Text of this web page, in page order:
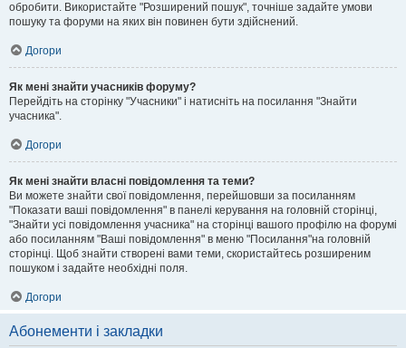
обробити. Використайте "Розширений пошук", точніше задайте умови
пошуку та форуми на яких він повинен бути здійснений.
Догори
Як мені знайти учасників форуму?
Перейдіть на сторінку "Учасники" і натисніть на посилання "Знайти
учасника".
Догори
Як мені знайти власні повідомлення та теми?
Ви можете знайти свої повідомлення, перейшовши за посиланням
"Показати ваші повідомлення" в панелі керування на головній сторінці,
"Знайти усі повідомлення учасника" на сторінці вашого профілю на форумі
або посиланням "Ваші повідомлення" в меню "Посилання"на головній
сторінці. Щоб знайти створені вами теми, скористайтесь розширеним
пошуком і задайте необхідні поля.
Догори
Абонементи і закладки